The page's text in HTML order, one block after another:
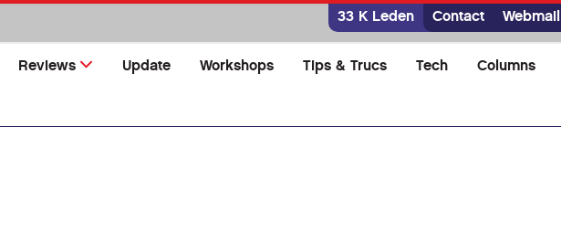
33 K Leden Contact Webmail
Reviews Update Workshops Tips & Trucs Tech Columns